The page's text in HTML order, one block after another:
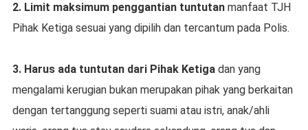
2. Limit maksimum penggantian tuntutanmanfaat TJH
Pihak Ketiga sesuai yang dipilih dan tercantum pada Polis.
3. Harus ada tuntutan dari Pihak Ketiga dan yang
mengalami kerugian bukan merupakan pihak yang berkaitan
dengan tertanggung seperti suami atau istri, anak/ahli